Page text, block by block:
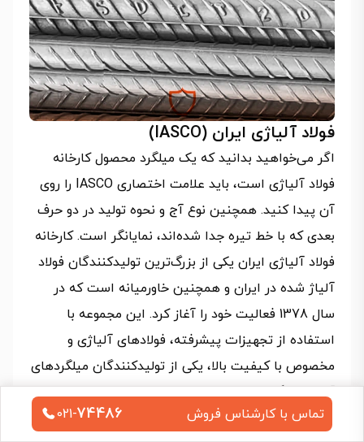
فولاد آلیاژی ایران (IASCO)
اگر می‌خواهید بدانید که یک میلگرد محصول کارخانه
فولاد آلیاژی است، باید علامت اختصاری IASCO را روی
آن پیدا کنید. همچنین نوع آج و نحوه تولید در دو حرف
بعدی که با خط تیره جدا شده‌اند، نمایانگر است. کارخانه
فولاد آلیاژی ایران یکی از بزرگ‌ترین تولیدکنندگان فولاد
آلیاژ شده در ایران و همچنین خاورمیانه است که در
سال 1378 فعالیت خود را آغاز کرد. این مجموعه با
استفاده از تجهیزات پیشرفته، فولادهای آلیاژی و
مخصوص با کیفیت بالا، یکی از تولیدکنندگان میلگردهای
آجدار در گریدهای A2 و A3 را در سایزهای مختلف بر
اساس استاندارد ملی ایران است. برای استعلامقیمت
تماس با کارشناس فروش 021-74486